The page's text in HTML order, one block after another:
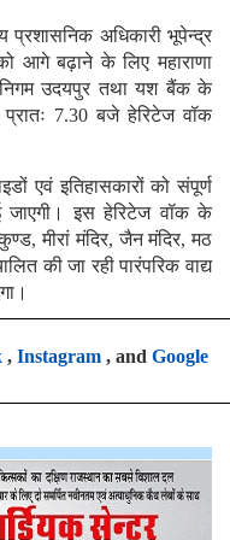
प्रशासनिक अधिकारी भूपेन्द्र
आगे बढ़ाने के लिए महाराणा
उदयपुर तथा यश बैंक के
प्रातः 7.30 बजे हेरिटेज वॉक
एवं इतिहासकारों को संपूर्ण
जाएगी। इस हेरिटेज वॉक के
कुण्ड, मीरां मंदिर, जैन मंदिर, मठ
की जा रही पारंपरिक वाद्य
, Instagram, and Google